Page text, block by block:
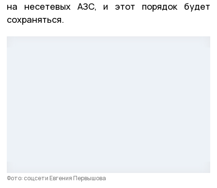
на несетевых АЗС, и этот порядок будет
сохраняться.
Фото: соцсети Евгения Первышова